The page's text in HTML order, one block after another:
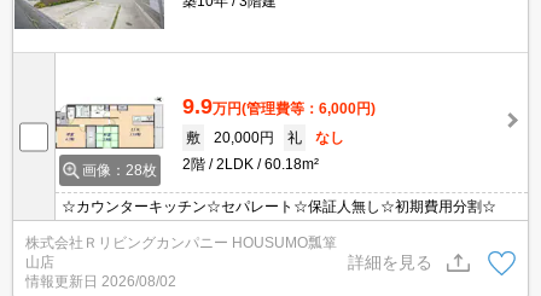
画像：28枚
9.9万円(管理費等：6,000円)
敷
20,000円 礼
なし
2階
2LDK 60.18m²
☆カウンターキッチン☆セパレート☆保証人無し☆初期費用分割☆
株式会社Ｒリビングカンパニー HOUSUMO瓢箪
山店
情報更新日 2026/08/02
詳細を見る